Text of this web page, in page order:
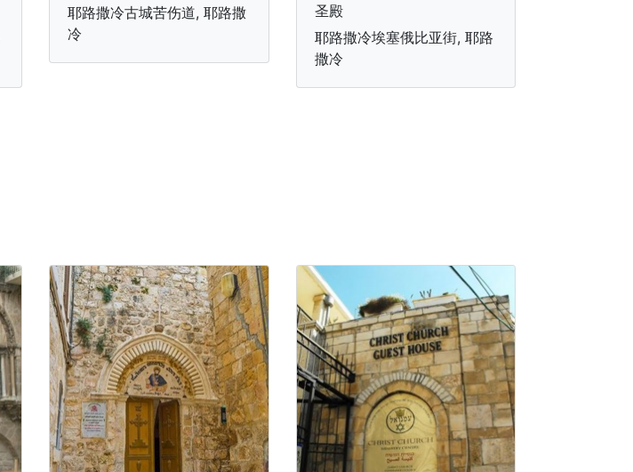
耶路撒冷古城苦伤道, 耶路撒
冷
圣殿
耶路撒冷埃塞俄比亚街, 耶路
撒冷